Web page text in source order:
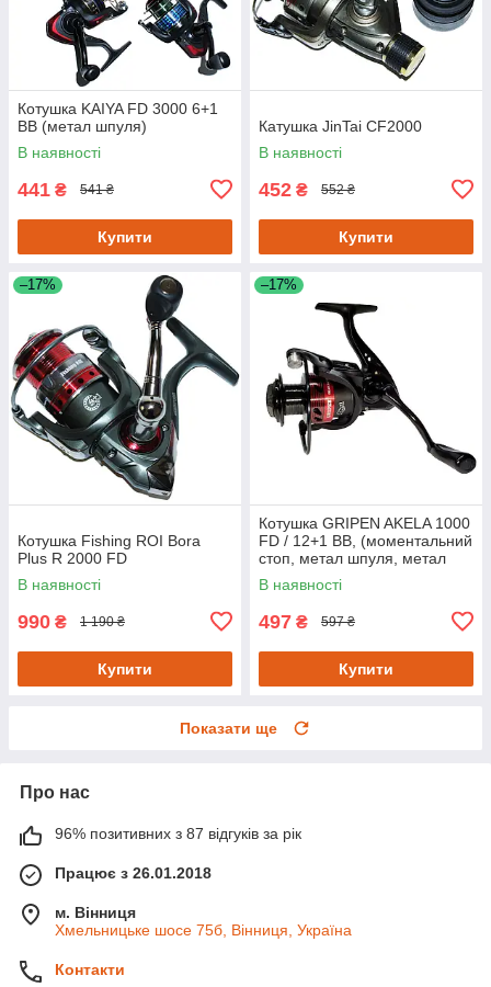
Котушка KAIYA FD 3000 6+1
BB (метал шпуля)
В наявності
441 ₴ 541 ₴
Купити
Катушка JinTai CF2000
В наявності
452 ₴ 552 ₴
Купити
–17%
Котушка Fishing ROI Bora
Plus R 2000 FD
В наявності
990 ₴ 1 190 ₴
Купити
–17%
Котушка GRIPEN AKELA 1000
FD / 12+1 BB, (моментальний
стоп, метал шпуля, метал
ручка)
В наявності
497 ₴ 597 ₴
Купити
Показати ще
Про нас
96% позитивних з 87 відгуків за рік
Працює з 26.01.2018
м. Вінниця
Хмельницьке шосе 75б, Вінниця, Україна
Контакти